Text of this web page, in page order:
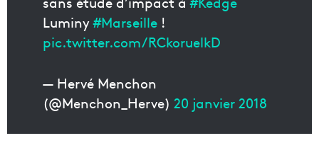
Luminy#Marseille !
pic.twitter.com/RCkoruelkD
— Hervé Menchon
(@Menchon_Herve) 20 janvier 2018